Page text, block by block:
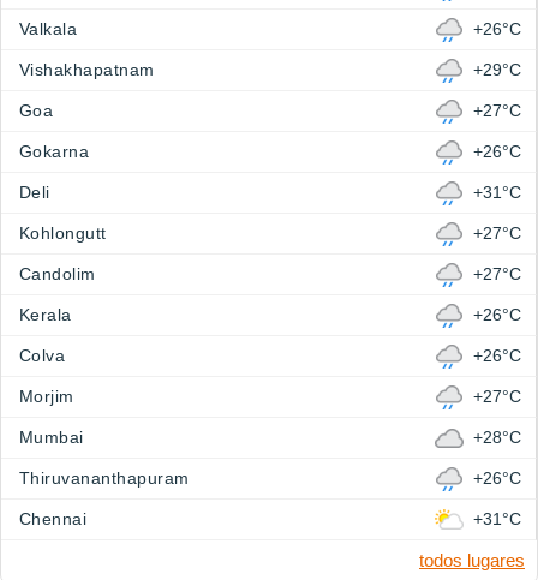
Valkala +26°C
Vishakhapatnam +29°C
Goa +27°C
Gokarna +26°C
Deli +31°C
Kohlongutt +27°C
Candolim +27°C
Kerala +26°C
Colva +26°C
Morjim +27°C
Mumbai +28°C
Thiruvananthapuram +26°C
Chennai +31°C
todos lugares